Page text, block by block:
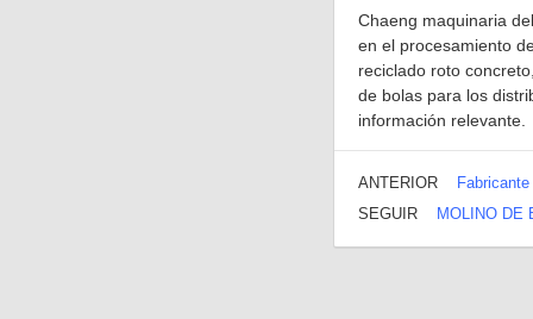
Chaeng maquinaria
en el procesamiento
reciclado roto
de bolas para los
información relevante.
ANTERIOR
SEGUIR
MOLINO DE